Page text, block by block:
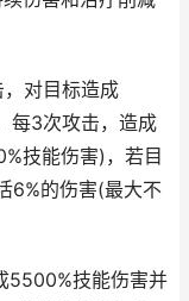
对目标造成
每3次攻击，造成
技能伤害)，若目
6%的伤害(最大不
技能伤害并